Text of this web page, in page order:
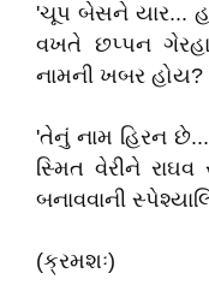
'ચૂપ બેસને યાર...
વખતે છપ્પન
નામની ખબર હોય?
'તેનું નામ હિરન
સ્મિત વેરીને
બનાવવાની
(ક્રમશઃ)